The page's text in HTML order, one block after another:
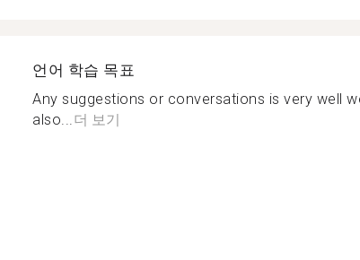
언어 학습 목표
Any suggestions or conversations is very well
also...더 보기